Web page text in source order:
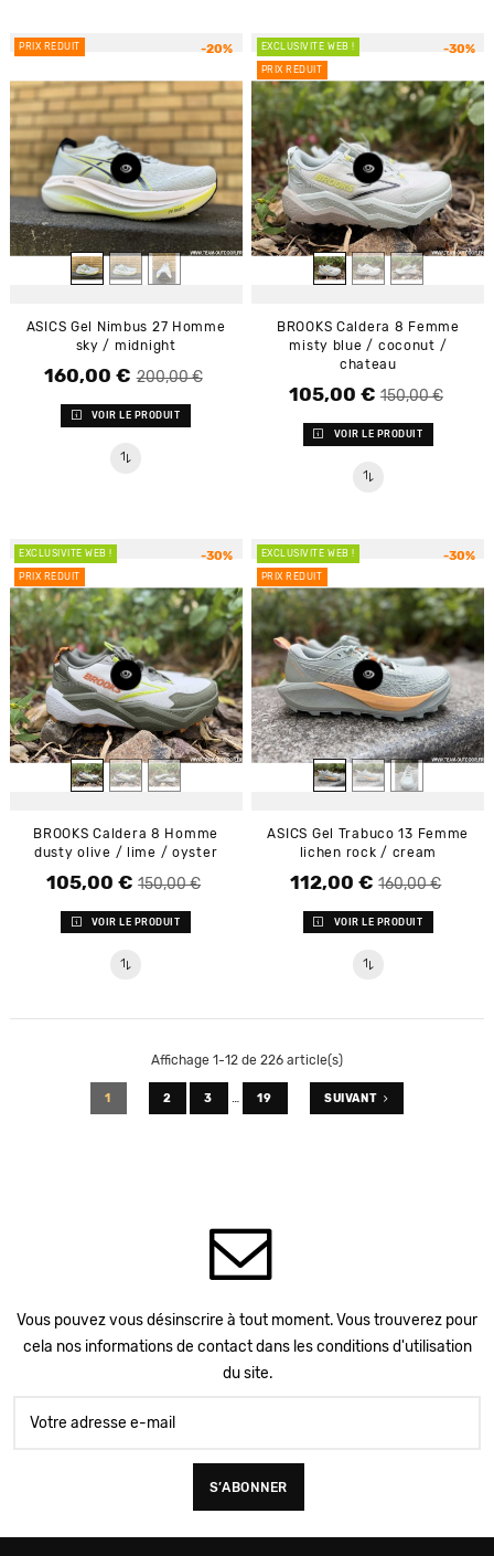
PRIX RÉDUIT -20%
ASICS Gel Nimbus 27 Homme
sky / midnight
Prix de base
200,00 €
Prix
160,00 €
VOIR LE PRODUIT
EXCLUSIVITÉ WEB !
PRIX RÉDUIT
-30%
BROOKS Caldera 8 Femme
misty blue / coconut /
chateau
Prix de base
150,00 €
Prix
105,00 €
VOIR LE PRODUIT
EXCLUSIVITÉ WEB !
PRIX RÉDUIT
-30%
BROOKS Caldera 8 Homme
dusty olive / lime / oyster
Prix de base
150,00 €
Prix
105,00 €
VOIR LE PRODUIT
EXCLUSIVITÉ WEB !
PRIX RÉDUIT
-30%
ASICS Gel Trabuco 13 Femme
lichen rock / cream
Prix de base 160,00 €
Prix
112,00 €
VOIR LE PRODUIT
Affichage 1-12 de 226 article(s)
1 2 3 19 SUIVANT
Vous pouvez vous désinscrire à tout moment. Vous trouverez pour
cela nos informations de contact dans les conditions d'utilisation
du site.